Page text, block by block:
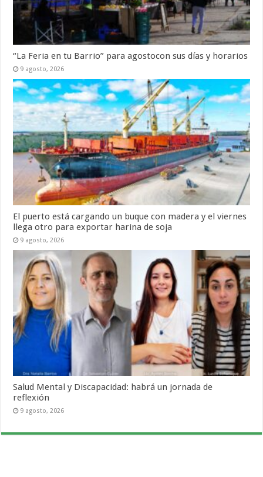
“La Feria en tu Barrio” para agostocon sus días y horarios
9 agosto, 2026
El puerto está cargando un buque con madera y el viernes
llega otro para exportar harina de soja
9 agosto, 2026
Salud Mental y Discapacidad: habrá un jornada de
reflexión
9 agosto, 2026